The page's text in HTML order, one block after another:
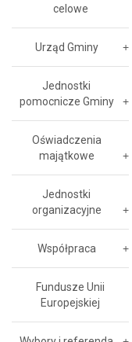
celowe
Urząd Gminy
Jednostki
pomocnicze Gminy
Oświadczenia
majątkowe
Jednostki
organizacyjne
Współpraca
Fundusze Unii
Europejskiej